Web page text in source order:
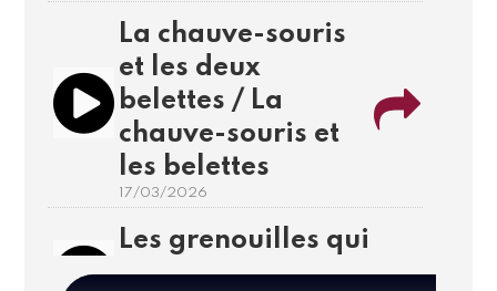
La chauve-souris
et les deux
belettes / La
chauve-souris et
les belettes
17/03/2026
Les grenouilles qui
demandaient un